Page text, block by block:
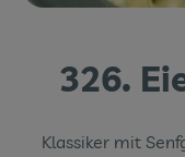
Getränke
326.
Klassiker mit